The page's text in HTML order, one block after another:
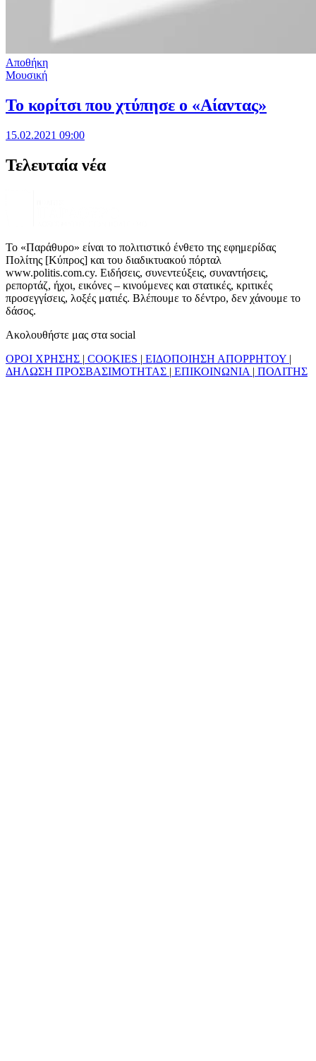
Αποθήκη
Μουσική
Το κορίτσι που χτύπησε ο «Αίαντας»
15.02.2021 09:00
Τελευταία νέα
Το «Παράθυρο» είναι το πολιτιστικό ένθετο της εφημερίδας
Πολίτης [Κύπρος] και του διαδικτυακού πόρταλ
www.politis.com.cy. Ειδήσεις, συνεντεύξεις, συναντήσεις,
ρεπορτάζ, ήχοι, εικόνες – κινούμενες και στατικές, κριτικές
προσεγγίσεις, λοξές ματιές. Βλέπουμε το δέντρο, δεν χάνουμε το
δάσος.
Ακολουθήστε μας στα social
ΟΡΟΙ ΧΡΗΣΗΣ | COOKIES | ΕΙΔΟΠΟΙΗΣΗ ΑΠΟΡΡΗΤΟΥ |
ΔΗΛΩΣΗ ΠΡΟΣΒΑΣΙΜΟΤΗΤΑΣ | ΕΠΙΚΟΙΝΩΝΙΑ | ΠΟΛΙΤΗΣ